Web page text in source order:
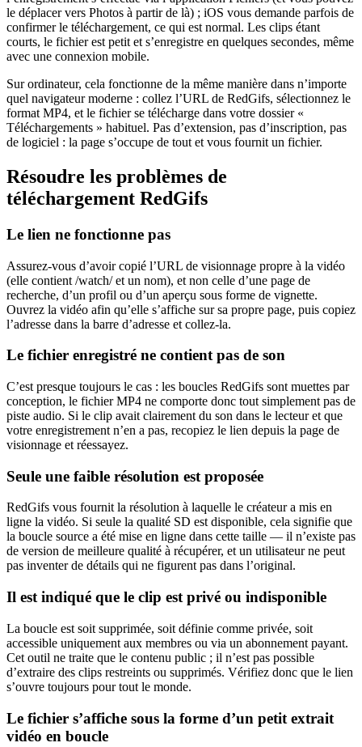
le déplacer vers Photos à partir de là) ; iOS vous demande parfois de
confirmer le téléchargement, ce qui est normal. Les clips étant
courts, le fichier est petit et s’enregistre en quelques secondes, même
avec une connexion mobile.
Sur ordinateur, cela fonctionne de la même manière dans n’importe
quel navigateur moderne : collez l’URL de RedGifs, sélectionnez le
format MP4, et le fichier se télécharge dans votre dossier «
Téléchargements » habituel. Pas d’extension, pas d’inscription, pas
de logiciel : la page s’occupe de tout et vous fournit un fichier.
Résoudre les problèmes de
téléchargement RedGifs
Le lien ne fonctionne pas
Assurez-vous d’avoir copié l’URL de visionnage propre à la vidéo
(elle contient /watch/ et un nom), et non celle d’une page de
recherche, d’un profil ou d’un aperçu sous forme de vignette.
Ouvrez la vidéo afin qu’elle s’affiche sur sa propre page, puis copiez
l’adresse dans la barre d’adresse et collez-la.
Le fichier enregistré ne contient pas de son
C’est presque toujours le cas : les boucles RedGifs sont muettes par
conception, le fichier MP4 ne comporte donc tout simplement pas de
piste audio. Si le clip avait clairement du son dans le lecteur et que
votre enregistrement n’en a pas, recopiez le lien depuis la page de
visionnage et réessayez.
Seule une faible résolution est proposée
RedGifs vous fournit la résolution à laquelle le créateur a mis en
ligne la vidéo. Si seule la qualité SD est disponible, cela signifie que
la boucle source a été mise en ligne dans cette taille — il n’existe pas
de version de meilleure qualité à récupérer, et un utilisateur ne peut
pas inventer de détails qui ne figurent pas dans l’original.
Il est indiqué que le clip est privé ou indisponible
La boucle est soit supprimée, soit définie comme privée, soit
accessible uniquement aux membres ou via un abonnement payant.
Cet outil ne traite que le contenu public ; il n’est pas possible
d’extraire des clips restreints ou supprimés. Vérifiez donc que le lien
s’ouvre toujours pour tout le monde.
Le fichier s’affiche sous la forme d’un petit extrait
vidéo en boucle